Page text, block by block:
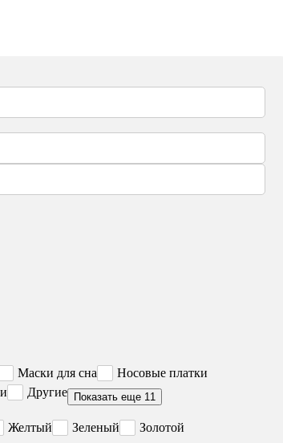
Маски для сна
Носовые платки
Другие Показать еще 11
Желтый Зеленый
Золотой